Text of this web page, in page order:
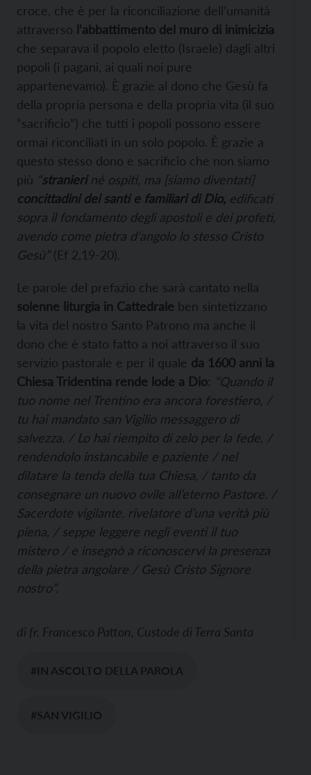
croce, che è per la riconciliazione dell’umanità
attraverso l’abbattimento del muro di inimicizia
che separava il popolo eletto (Israele) dagli altri
popoli (i pagani, ai quali noi pure
appartenevamo). È grazie al dono che Gesù fa
della propria persona e della propria vita (il suo
“sacrificio”) che tutti i popoli possono essere
ormai riconciliati in un solo popolo. È grazie a
questo stesso dono e sacrificio che non siamo
più “stranieriné ospiti, ma [siamo diventati]
concittadini dei santi e familiari di Dio, edificati
sopra il fondamento degli apostoli e dei profeti,
avendo come pietra d’angolo lo stesso Cristo
Gesù”(Ef 2,19-20).
Le parole del prefazio che sarà cantato nella
solenne liturgia in Cattedrale ben sintetizzano
la vita del nostro Santo Patrono ma anche il
dono che è stato fatto a noi attraverso il suo
servizio pastorale e per il quale da 1600 anni la
Chiesa Tridentina rende lode a Dio: “Quando il
tuo nome nel Trentino era ancora forestiero, /
tu hai mandato san Vigilio messaggero di
salvezza. / Lo hai riempito di zelo per la fede, /
rendendolo instancabile e paziente / nel
dilatare la tenda della tua Chiesa, / tanto da
consegnare un nuovo ovile all’eterno Pastore. /
Sacerdote vigilante, rivelatore d’una verità più
piena, / seppe leggere negli eventi il tuo
mistero / e insegnò a riconoscervi la presenza
della pietra angolare / Gesù Cristo Signore
nostro”.
di fr. Francesco Patton, Custode di Terra Santa
#IN ASCOLTO DELLA PAROLA
#SAN VIGILIO